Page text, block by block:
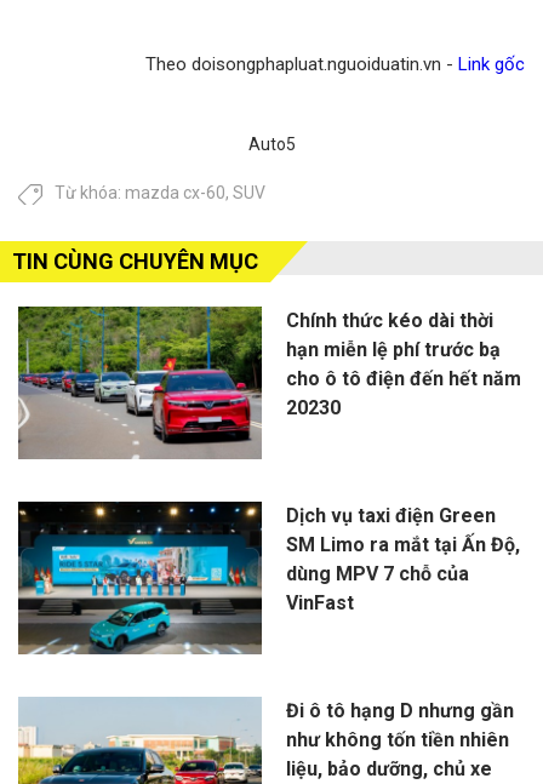
Theo doisongphapluat.nguoiduatin.vn - Link gốc
Auto5
Từ khóa: mazda cx-60, SUV
TIN CÙNG CHUYÊN MỤC
Chính thức kéo dài thời
hạn miễn lệ phí trước bạ
cho ô tô điện đến hết năm
20230
Dịch vụ taxi điện Green
SM Limo ra mắt tại Ấn Độ,
dùng MPV 7 chỗ của
VinFast
Đi ô tô hạng D nhưng gần
như không tốn tiền nhiên
liệu, bảo dưỡng, chủ xe